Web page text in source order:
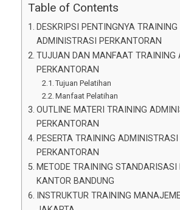
Table of Contents
DESKRIPSI PENTINGNYA TRAINING
ADMINISTRASI PERKANTORAN
TUJUAN DAN MANFAAT TRAINING
PERKANTORAN
Tujuan Pelatihan
Manfaat Pelatihan
OUTLINE MATERI TRAINING
PERKANTORAN
PESERTA TRAINING ADMINISTRASI
PERKANTORAN
METODE TRAINING STANDARISASI
KANTOR BANDUNG
INSTRUKTUR TRAINING